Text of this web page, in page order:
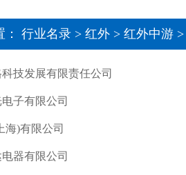
： 行业名录> 红外> 红外中游
技发展有限责任公司
子有限公司
海)有限公司
器有限公司